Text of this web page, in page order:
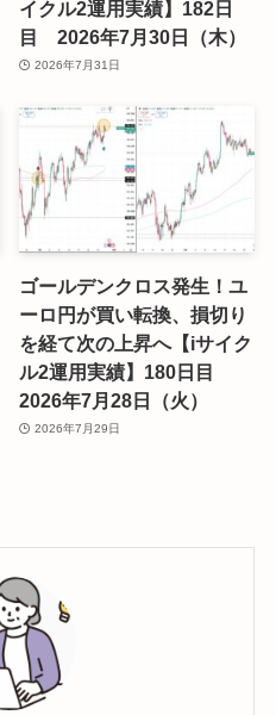
イクル2運用実績】182日
目 2026年7月30日（木）
2026年7月31日
ゴールデンクロス発生！ユ
ーロ円が買い転換、損切り
を経て次の上昇へ【iサイク
ル2運用実績】180日目
2026年7月28日（火）
2026年7月29日